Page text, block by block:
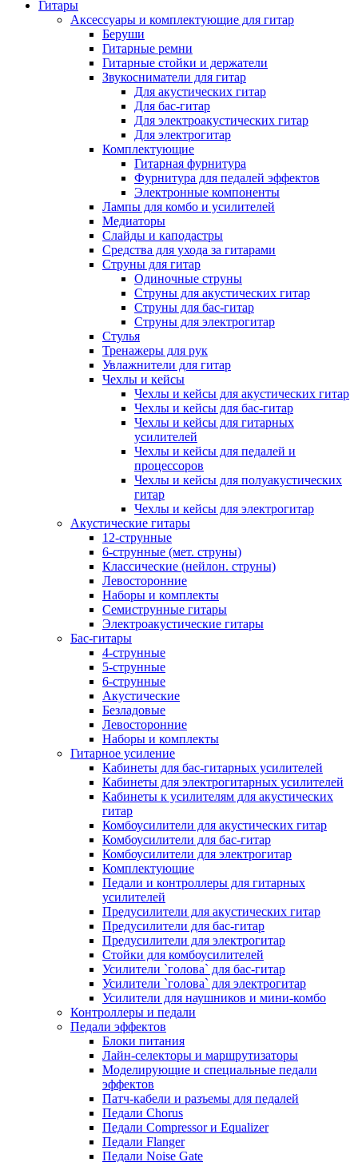
Гитары
Аксессуары и комплектующие для гитар
Беруши
Гитарные ремни
Гитарные стойки и держатели
Звукосниматели для гитар
Для акустических гитар
Для бас-гитар
Для электроакустических гитар
Для электрогитар
Комплектующие
Гитарная фурнитура
Фурнитура для педалей эффектов
Электронные компоненты
Лампы для комбо и усилителей
Медиаторы
Слайды и каподастры
Средства для ухода за гитарами
Струны для гитар
Одиночные струны
Струны для акустических гитар
Струны для бас-гитар
Струны для электрогитар
Стулья
Тренажеры для рук
Увлажнители для гитар
Чехлы и кейсы
Чехлы и кейсы для акустических гитар
Чехлы и кейсы для бас-гитар
Чехлы и кейсы для гитарных
усилителей
Чехлы и кейсы для педалей и
процессоров
Чехлы и кейсы для полуакустических
гитар
Чехлы и кейсы для электрогитар
Акустические гитары
12-струнные
6-струнные (мет. струны)
Классические (нейлон. струны)
Левосторонние
Наборы и комплекты
Семиструнные гитары
Электроакустические гитары
Бас-гитары
4-струнные
5-струнные
6-струнные
Акустические
Безладовые
Левосторонние
Наборы и комплекты
Гитарное усиление
Кабинеты для бас-гитарных усилителей
Кабинеты для электрогитарных усилителей
Кабинеты к усилителям для акустических
гитар
Комбоусилители для акустических гитар
Комбоусилители для бас-гитар
Комбоусилители для электрогитар
Комплектующие
Педали и контроллеры для гитарных
усилителей
Предусилители для акустических гитар
Предусилители для бас-гитар
Предусилители для электрогитар
Стойки для комбоусилителей
Усилители `голова` для бас-гитар
Усилители `голова` для электрогитар
Усилители для наушников и мини-комбо
Контроллеры и педали
Педали эффектов
Блоки питания
Лайн-селекторы и маршрутизаторы
Моделирующие и специальные педали
эффектов
Патч-кабели и разъемы для педалей
Педали Chorus
Педали Compressor и Equalizer
Педали Flanger
Педали Noise Gate